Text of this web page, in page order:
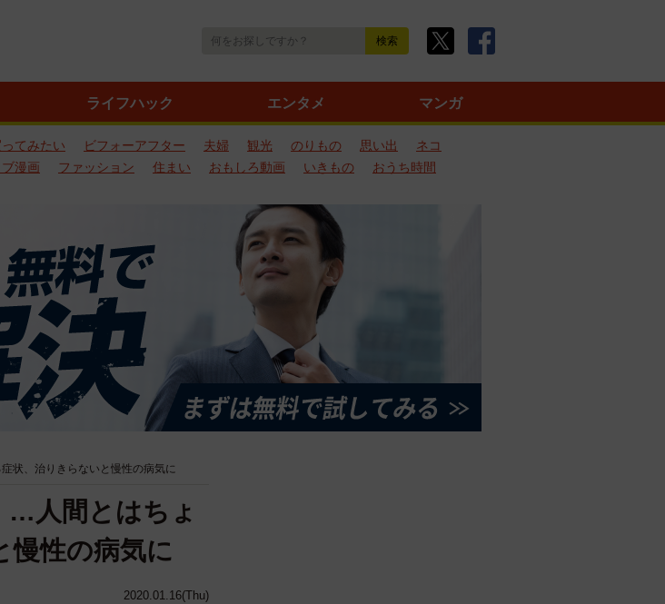
ライフハック エンタメ マンガ
ってみたい ビフォーアフター 夫婦 観光 のりもの 思い出
ネコ
漫画 ファッション 住まい おもしろ動画 いきもの
おうち時間
状、治りきらないと慢性の病気に
2020.01.16(Thu)
…人間とはちょ
慢性の病気に